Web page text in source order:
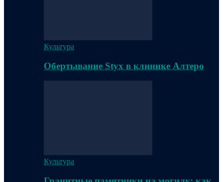
Культура
Обертывание Styx в клинике Алтеро
Культура